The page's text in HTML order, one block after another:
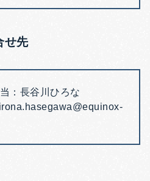
せ先
：長谷川ひろな